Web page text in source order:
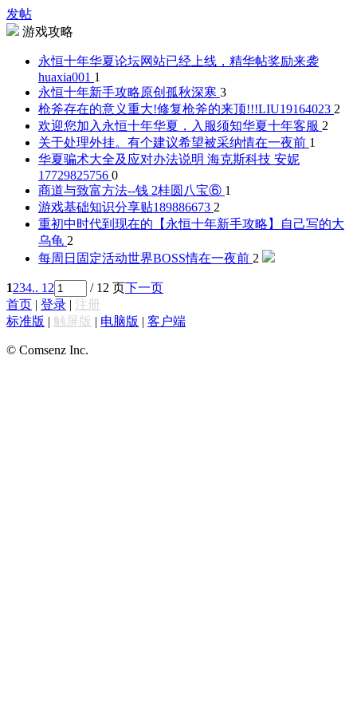
发帖
游戏攻略
永恒十年华夏论坛网站已经上线，精华帖奖励来袭
huaxia001 1
永恒十年新手攻略原创 孤秋深寒 3
枪斧存在的意义重大!修复枪斧的来顶!!!LIU19164023 2
欢迎您加入永恒十年华夏，入服须知华夏十年客服 2
关于处理外挂。有个建议希望被采纳情在一夜前 1
华夏骗术大全及应对办法说明 海克斯科技 安妮
17729825756 0
商道与致富方法--钱 2桂圆八宝⑥ 1
游戏基础知识分享贴189886673 2
重初中时代到现在的【永恒十年新手攻略】自己写的大
乌龟 2
每周日固定活动世界BOSS情在一夜前 2
1234.. 12 / 12 页下一页
首页 | 登录 | 注册
标准版 | 触屏版 | 电脑版 | 客户端
© Comsenz Inc.